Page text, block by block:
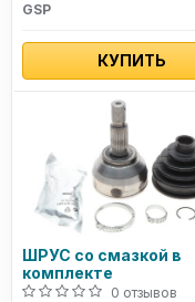
GSP
КУПИТЬ
ШРУС со смазкой в
комплекте
0 отзывов